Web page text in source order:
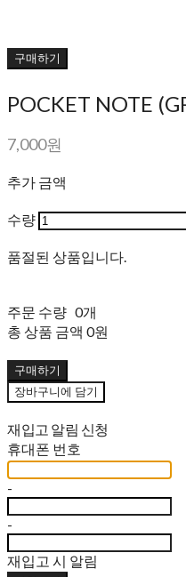
구매하기
POCKET NOTE
7,000원
추가 금액
수량
품절된 상품입니다.
주문 수량 0개
총 상품 금액 0원
구매하기
장바구니에 담기
재입고 알림 신청
휴대폰 번호
-
-
재입고 시 알림